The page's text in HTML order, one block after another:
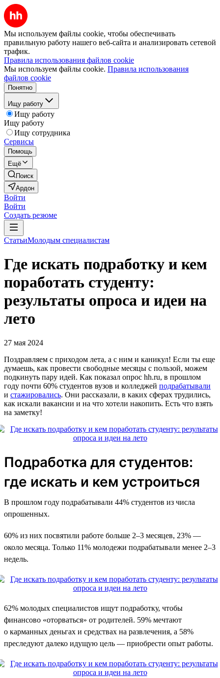
Мы используем файлы cookie, чтобы обеспечивать
правильную работу нашего веб-сайта и анализировать сетевой
трафик.
Правила использования файлов cookie
Мы используем файлы cookie. Правила использования
файлов cookie
Понятно
Ищу работу
Ищу работу
Ищу работу
Ищу сотрудника
Сервисы
Помощь
Ещё
Поиск
Ардон
Войти
Войти
Создать резюме
СтатьиМолодым специалистам
Где искать подработку и кем
поработать студенту:
результаты опроса и идеи на
лето
27 мая 2024
Поздравляем с приходом лета, а с ним и каникул! Если ты еще
думаешь, как провести свободные месяцы с пользой, можем
подкинуть пару идей. Как показал опрос hh.ru, в прошлом
году почти 60% студентов вузов и колледжей подрабатывали
и стажировались. Они рассказали, в каких сферах трудились,
как искали вакансии и на что хотели накопить. Есть что взять
на заметку!
Подработка для студентов:
где искать и кем устроиться
В прошлом году подрабатывали 44% студентов из числа
опрошенных.
60% из них посвятили работе больше 2–3 месяцев, 23% —
около месяца. Только 11% молодежи подрабатывали менее 2–3
недель.
62% молодых специалистов ищут подработку, чтобы
финансово «оторваться» от родителей. 59% мечтают
о карманных деньгах и средствах на развлечения, а 58%
преследуют далеко идущую цель — приобрести опыт работы.